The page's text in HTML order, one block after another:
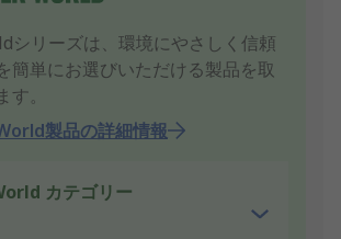
シリーズは、環境にやさしく信頼
簡単にお選びいただける製品を取
。
製品の詳細情報
カテゴリー